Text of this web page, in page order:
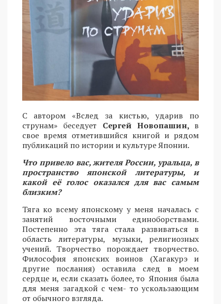
С автором «Вслед за кистью, ударив по
струнам» беседует Сергей Новопашин, в
свое время отметившийся книгой и рядом
публикаций по истории и культуре Японии.
Что привело вас, жителя России, уральца, в
пространство японской литературы, и
какой её голос оказался для вас самым
близким?
Тяга ко всему японскому у меня началась с
занятий восточными единоборствами.
Постепенно эта тяга стала развиваться в
область литературы, музыки, религиозных
учений. Творчество порождает творчество.
Философия японских воинов (Хагакурэ и
другие послания) оставила след в моем
сердце и, если сказать более, то Япония была
для меня загадкой с чем- то ускользающим
от обычного взгляда.